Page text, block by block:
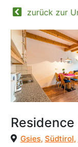
zurück zur
Residence
Gsies, Südtirol,